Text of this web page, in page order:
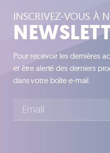
INSCRIVEZ-VOUS À
Pour recevoir les dernières
et être alerté des derniers
dans votre boîte e-mail.